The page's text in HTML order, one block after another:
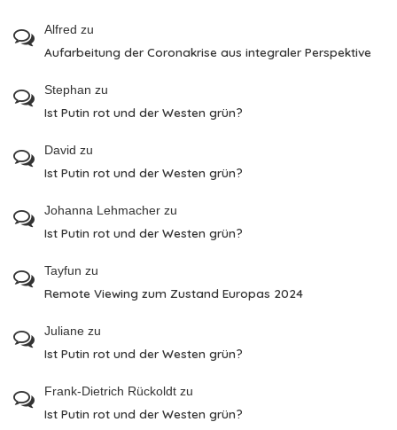
Alfred zu
Aufarbeitung der Coronakrise aus integraler Perspektive
Stephan zu
Ist Putin rot und der Westen grün?
David zu
Ist Putin rot und der Westen grün?
Johanna Lehmacher zu
Ist Putin rot und der Westen grün?
Tayfun zu
Remote Viewing zum Zustand Europas 2024
Juliane zu
Ist Putin rot und der Westen grün?
Frank-Dietrich Rückoldt zu
Ist Putin rot und der Westen grün?